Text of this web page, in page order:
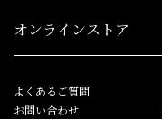
オンラインストア
よくあるご質問
お問い合わせ